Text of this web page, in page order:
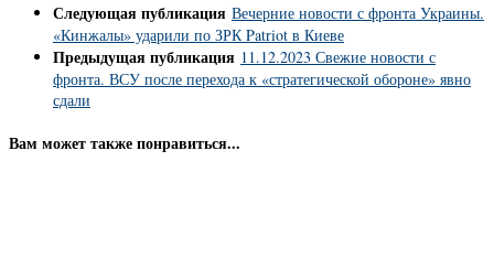
Следующая публикация Вечерние новости с фронта Украины.
«Кинжалы» ударили по ЗРК Patriot в Киеве
Предыдущая публикация 11.12.2023 Свежие новости с
фронта. ВСУ после перехода к «стратегической обороне» явно
сдали
Вам может также понравиться...